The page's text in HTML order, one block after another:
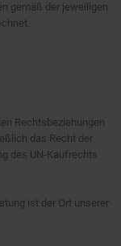
gemäß der jeweiligen
Rechtsbeziehungen
das Recht der
des UN-Kaufrechts
ist der Ort unserer